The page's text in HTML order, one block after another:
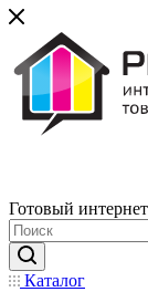
Готовый
Каталог